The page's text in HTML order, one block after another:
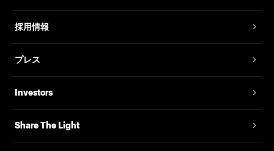
採用情報
プレス
Investors
Share The Light